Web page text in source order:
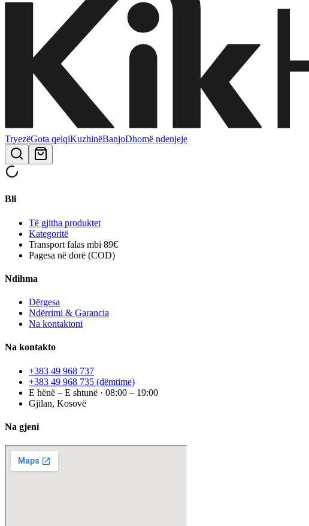
TryezëGota qelqiKuzhinëBanjoDhomë ndenjeje
Bli
Të gjitha produktet
Kategoritë
Transport falas mbi 89€
Pagesa në dorë (COD)
Ndihma
Dërgesa
Ndërrimi & Garancia
Na kontaktoni
Na kontakto
+383 49 968 737
+383 49 968 735 (dëmtime)
E hënë – E shtunë · 08:00 – 19:00
Gjilan, Kosovë
Na gjeni